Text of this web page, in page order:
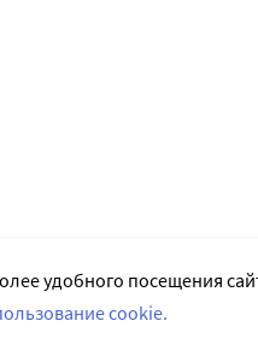
удобного посещения
cookie.